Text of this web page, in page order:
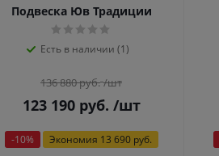
Подвеска Юв Традиции
Есть в наличии (1)
136 880руб. /шт
123 190руб. /шт
-10% Экономия 13 690 руб.